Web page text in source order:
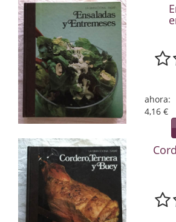
Guerra Civil Española
Historia
historia
Infantil y juvenil
Infantil y juvenil. Nuevo!!
Infantil y juvenil. Nuevo!!!
Informática
Literatura fantástica
Literatura hispanoamericana
ahora:
4,16 €